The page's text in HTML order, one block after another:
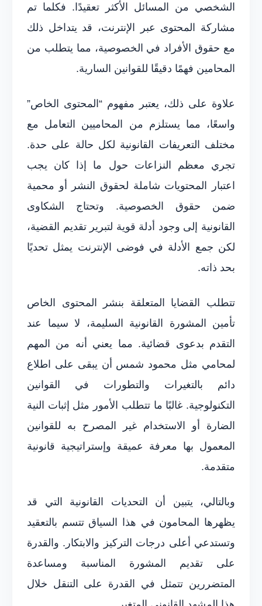
الشخصي من المسائل الأكثر تعقيدًا. فكلما تم
مشاركة المحتوى عبر الإنترنت، قد يتداخل ذلك
مع حقوق الأفراد في الخصوصية، مما يتطلب من
المحامين فهمًا دقيقًا للقوانين السارية.
علاوة على ذلك، يعتبر مفهوم “المحتوى الخاص”
واسعًا، مما يستلزم من المحاميين التعامل مع
مختلف التعريفات القانونية لكل حالة على حدة.
تجري معظم النزاعات حول ما إذا كان يجب
اعتبار المحتويات شاملة لحقوق النشر أو محمية
ضمن حقوق الخصوصية. وتحتاج الشكاوى
القانونية إلى وجود أدلة قوية لتبرير تقديم القضية،
لكن جمع الأدلة في فوضى الإنترنت يمثل تحديًا
بحد ذاته.
تتطلب القضايا المتعلقة بنشر المحتوى الخاص
تأمين المشورة القانونية السليمة، لا سيما عند
التقدم بدعوى قضائية. مما يعني أنه من المهم
لمحامي مثل محمود شمس أن يبقى على اطلاع
دائم بالتغيرات والتطورات في القوانين
التكنولوجية. غالبًا ما تتطلب الأمور مثل إثبات النية
الضارة أو الاستخدام غير المصرح به للقوانين
المعمول بها معرفة عميقة وإستراتيجية قانونية
متقدمة.
وبالتالي، يتبين أن التحديات القانونية التي قد
يظهرها المحامون في هذا السياق تتسم بالتعقيد
وتستدعي أعلى درجات التركيز والابتكار. والقدرة
على تقديم المشورة المناسبة ومساعدة
المتضررين تتمثل في القدرة على التنقل خلال